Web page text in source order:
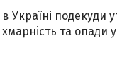
Україні подекуди
та опади у